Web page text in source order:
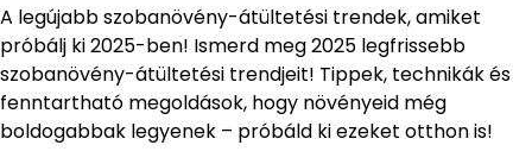
A legújabb szobanövény-átültetési trendek, amiket
próbálj ki 2025-ben! Ismerd meg 2025 legfrissebb
szobanövény-átültetési trendjeit! Tippek, technikák és
fenntartható megoldások, hogy növényeid még
boldogabbak legyenek – próbáld ki ezeket otthon is!